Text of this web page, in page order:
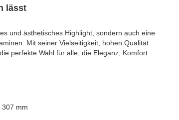
lässt
und ästhetisches Highlight, sondern auch eine
Mit seiner Vielseitigkeit, hohen Qualität
perfekte Wahl für alle, die Eleganz, Komfort
307 mm